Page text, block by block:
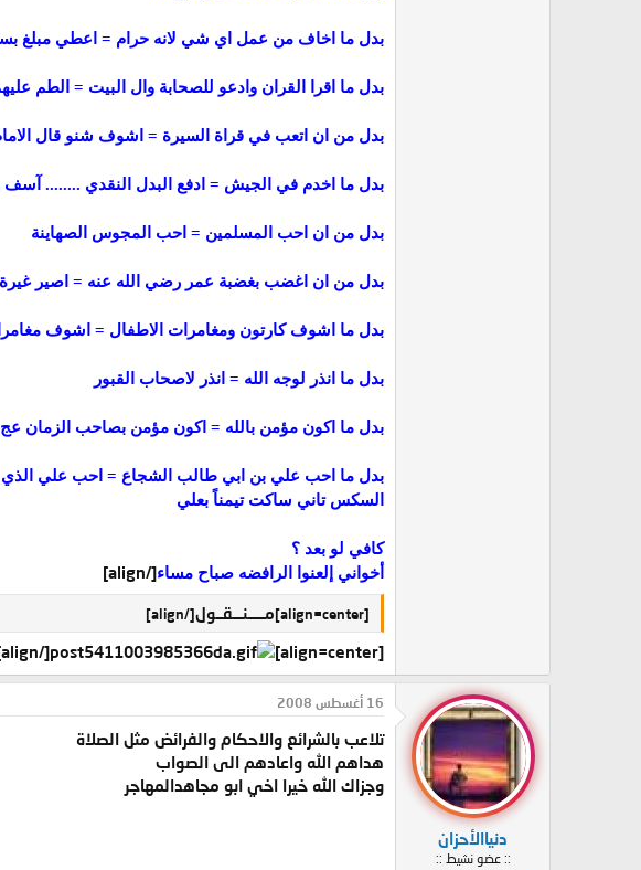
بدل ما اخاف من عمل اي شي لانه حرام = اعطي مبلغ
بدل ما اقرا القران وادعو للصحابة وال البيت = الطم
بدل من ان اتعب في قراة السيرة = اشوف شنو قال
بدل ما اخدم في الجيش = ادفع البدل النقدي ........
بدل من ان احب المسلمين = احب المجوس الصهاينة
بدل من ان اغضب بغضبة عمر رضي الله عنه = اصير
بدل ما اشوف كارتون ومغامرات الاطفال = اشوف
بدل ما انذر لوجه الله = انذر لاصحاب القبور
بدل ما اكون مؤمن بالله = اكون مؤمن بصاحب الزمان
بدل ما احب علي بن ابي طالب الشجاع = احب علي الذي
السكس تاني ساكت تيمناً بعلي
كافي لو بعد ؟
أخواني إلعنوا الرافضه صباح مساء[/align]
[align=center] مـــــنـــقــول[/align]
[align=center]
[/align]
دنياالأحزان
:: عضو نشيط ::
16 أغسطس 2008
تلاعب بالشرائع والاحكام والفرائض مثل الصلاة
هداهم الله واعادهم الى الصواب
وجزاك الله خيرا اخي ابو مجاهدالمهاجر